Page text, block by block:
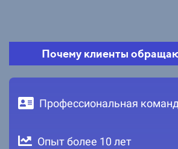
Почему клиенты
Профессиональная
Опыт более 10 лет